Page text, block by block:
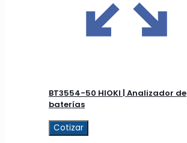
BT3554-50 HIOKI | Analizador de
baterías
Cotizar